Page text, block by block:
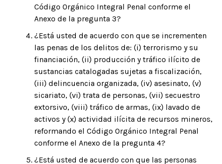
Código Orgánico Integral Penal conforme el
Anexo de la pregunta 3?
¿Está usted de acuerdo con que se incrementen
las penas de los delitos de: (i) terrorismo y su
financiación, (ii) producción y tráfico ilícito de
sustancias catalogadas sujetas a fiscalización,
(iii) delincuencia organizada, (iv) asesinato, (v)
sicariato, (vi) trata de personas, (vii) secuestro
extorsivo, (viii) tráfico de armas, (ix) lavado de
activos y (x) actividad ilícita de recursos mineros,
reformando el Código Orgánico Integral Penal
conforme el Anexo de la pregunta 4?
¿Está usted de acuerdo con que las personas